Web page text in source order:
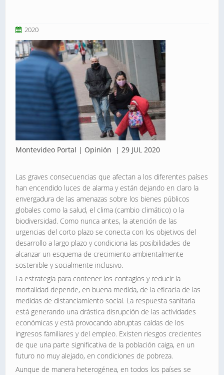
2020
Montevideo Portal | Opinión | 29 JUL 2020
Las graves consecuencias que afectan a los diferentes países
han encendido luces de alarma y están dejando en claro la
envergadura de las amenazas sobre los bienes públicos
globales como la salud, el clima (cambio climático) o la
biodiversidad. Como nunca antes, la atención de las
urgencias del corto plazo se conecta con los objetivos del
desarrollo a largo plazo y condiciona las posibilidades de
alcanzar un esquema de crecimiento ambientalmente
sostenible y socialmente inclusivo.
La estrategia para contener los contagios y reducir la
mortalidad depende, en buena medida, de la eficacia de las
medidas de distanciamiento social. La respuesta sanitaria
está generando una drástica disrupción de las actividades
económicas y está provocando abruptas caídas de los
ingresos familiares y del empleo. Existen riesgos crecientes
de que una parte significativa de la población caiga, en un
futuro no muy alejado, en condiciones de pobreza.
Aunque de manera heterogénea, en todos los países se